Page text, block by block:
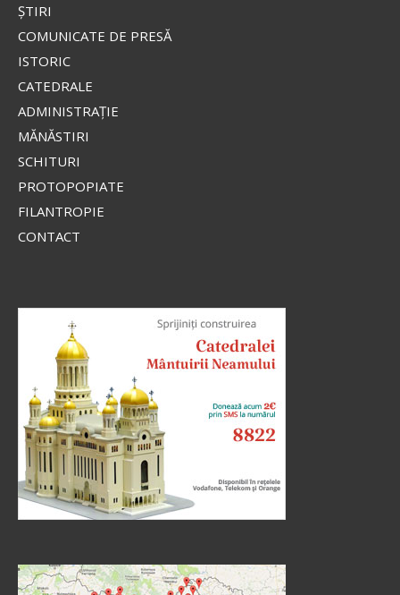
ŞTIRI
COMUNICATE DE PRESĂ
ISTORIC
CATEDRALE
ADMINISTRAŢIE
MĂNĂSTIRI
SCHITURI
PROTOPOPIATE
FILANTROPIE
CONTACT